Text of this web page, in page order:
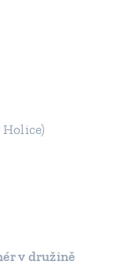
Holice)
v družině